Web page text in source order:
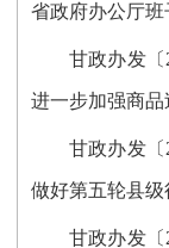
省政府办公厅
甘政办发
进一步加强商
甘政办发
做好第五轮县
甘政办发